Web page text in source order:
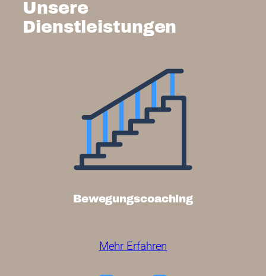
Unsere
Dienstleistungen
Bewegungscoaching
Mehr Erfahren